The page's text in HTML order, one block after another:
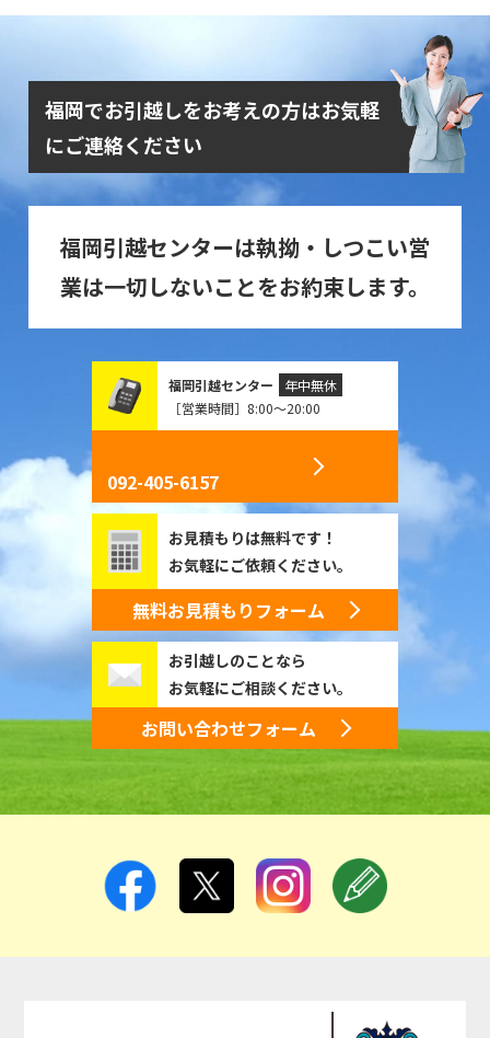
福岡でお引越しをお考えの方はお気軽
にご連絡ください
福岡引越センターは執拗・しつこい営
業は一切しないことをお約束します。
福岡引越センター
年中無休
［営業時間］8:00～20:00
092-405-6157
お見積もりは無料です！
お気軽にご依頼ください。
無料お見積もりフォーム
お引越しのことなら
お気軽にご相談ください。
お問い合わせフォーム